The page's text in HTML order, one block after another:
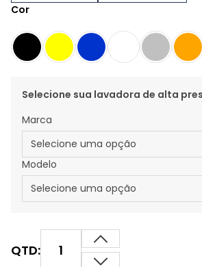
Cor
QTD:
Selecione sua lavadora de alta
Marca
Modelo